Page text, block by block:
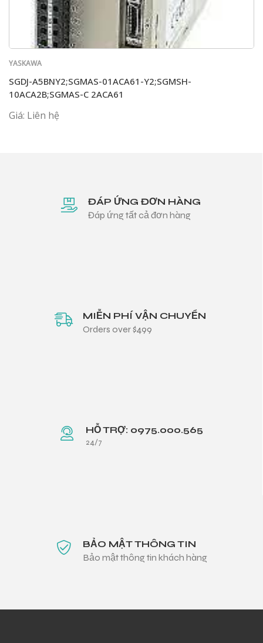
YASKAWA
SGDJ-A5BNY2;SGMAS-01ACA61-Y2;SGMSH-
10ACA2B;SGMAS-C 2ACA61
Giá: Liên hệ
ĐÁP ỨNG ĐƠN HÀNG
Đáp ứng tất cả đơn hàng
MIỄN PHÍ VẬN CHUYỂN
Orders over $499
HỖ TRỢ: 0975.000.565
24/7
BẢO MẬT THÔNG TIN
Bảo mật thông tin khách hàng